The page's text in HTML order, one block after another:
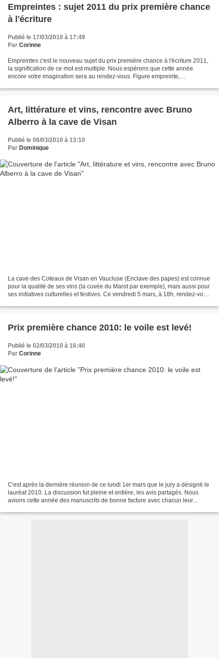
Empreintes : sujet 2011 du prix première chance
à l'écriture
Publié le 17/03/2010 à 17:49
Par Corinne
Empreintes c'est le nouveau sujet du prix première chance à l'écriture 2011,
la signification de ce mot est multiple. Nous espérons que cette année
encore votre imagination sera au rendez-vous. Figure empreinte,
Art, littérature et vins, rencontre avec Bruno
Alberro à la cave de Visan
Publié le 06/03/2010 à 13:10
Par Dominique
La cave des Coteaux de Visan en Vaucluse (Enclave des papes) est connue
pour la qualité de ses vins (la cuvée du Marot par exemple), mais aussi pour
ses initiatives culturelles et festives. Ce vendredi 5 mars, à 18h, rendez-vous
Prix première chance 2010: le voile est levé!
Publié le 02/03/2010 à 16:40
Par Corinne
C'est après la dernière réunion de ce lundi 1er mars que le jury a désigné le
lauréat 2010. La discussion fut pleine et entière, les avis partagés. Nous
avions cette année des manuscrits de bonne facture avec chacun leur